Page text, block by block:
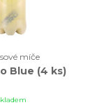
míče
Blue (4 ks)